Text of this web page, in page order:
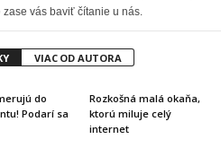
vás baviť čítanie u nás.
VIAC OD AUTORA
do
Podarí sa
Rozkošná malá okaňa,
ktorú miluje celý
internet